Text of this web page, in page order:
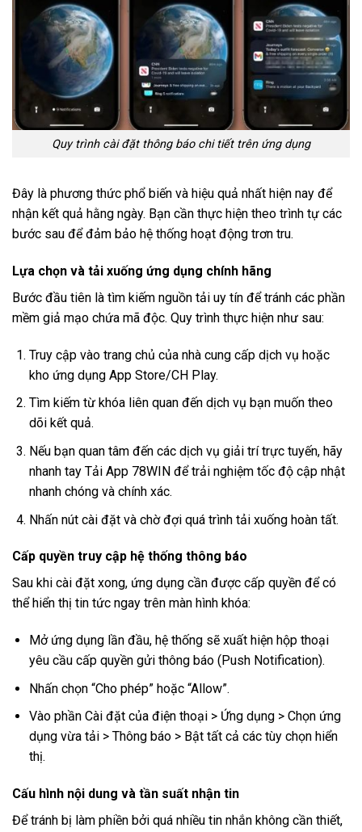
Quy trình cài đặt thông báo chi tiết trên ứng dụng
Đây là phương thức phổ biến và hiệu quả nhất hiện nay để
nhận kết quả hằng ngày. Bạn cần thực hiện theo trình tự các
bước sau để đảm bảo hệ thống hoạt động trơn tru.
Lựa chọn và tải xuống ứng dụng chính hãng
Bước đầu tiên là tìm kiếm nguồn tải uy tín để tránh các phần
mềm giả mạo chứa mã độc. Quy trình thực hiện như sau:
Truy cập vào trang chủ của nhà cung cấp dịch vụ hoặc
kho ứng dụng App Store/CH Play.
Tìm kiếm từ khóa liên quan đến dịch vụ bạn muốn theo
dõi kết quả.
Nếu bạn quan tâm đến các dịch vụ giải trí trực tuyến, hãy
nhanh tay Tải App 78WINđể trải nghiệm tốc độ cập nhật
nhanh chóng và chính xác.
Nhấn nút cài đặt và chờ đợi quá trình tải xuống hoàn tất.
Cấp quyền truy cập hệ thống thông báo
Sau khi cài đặt xong, ứng dụng cần được cấp quyền để có
thể hiển thị tin tức ngay trên màn hình khóa:
Mở ứng dụng lần đầu, hệ thống sẽ xuất hiện hộp thoại
yêu cầu cấp quyền gửi thông báo (Push Notification).
Nhấn chọn “Cho phép” hoặc “Allow”.
Vào phần Cài đặt của điện thoại > Ứng dụng > Chọn ứng
dụng vừa tải > Thông báo > Bật tất cả các tùy chọn hiển
thị.
Cấu hình nội dung và tần suất nhận tin
Để tránh bị làm phiền bởi quá nhiều tin nhắn không cần thiết,